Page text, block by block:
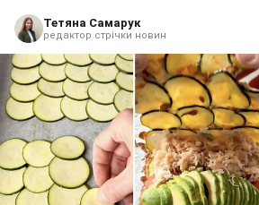
Тетяна Самарук
редактор стрічки новин